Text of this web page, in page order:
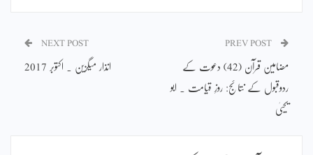
مضامین قرآن (42) دعوت کے
ردوقبول کے نتائج: روزِ قیامت ۔ ابو
یحییٰ
NEXT POST
انذار میگزین ۔ اکتوبر 2017